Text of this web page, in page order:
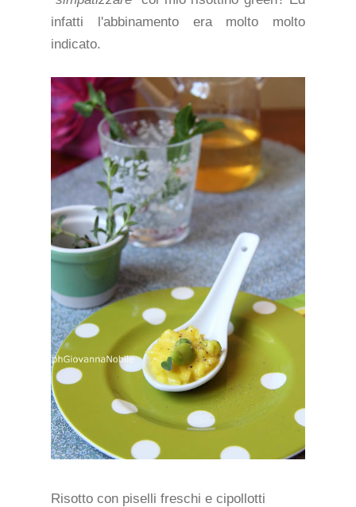
infatti l'abbinamento era molto molto
indicato.
Risotto con piselli freschi e cipollotti